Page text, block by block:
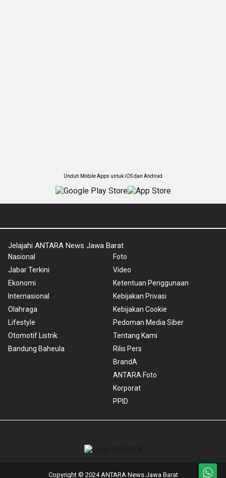
Unduh Mobile Apps untuk iOS dan Android
Jelajahi ANTARA News Jawa Barat
Nasional
Jabar Terkini
Ekonomi
Internasional
Olahraga
Lifestyle
Otomotif Listrik
Bandung Baheula
Foto
Video
Ketentuan Penggunaan
Kebijakan Privasi
Kebijakan Cookie
Pedoman Media Siber
Tentang Kami
Rilis Pers
BrandA
ANTARA Foto
Korporat
PPID
Copyright © 2024 ANTARA News Jawa Barat